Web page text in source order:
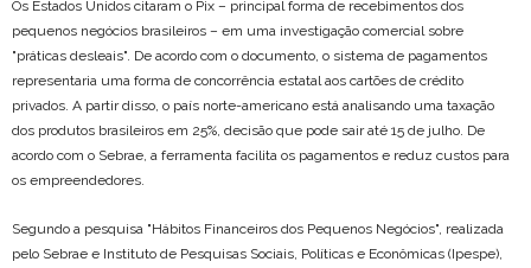
Os Estados Unidos citaram o Pix – principal forma de recebimentos dos
pequenos negócios brasileiros – em uma investigação comercial sobre
"práticas desleais". De acordo com o documento, o sistema de pagamentos
representaria uma forma de concorrência estatal aos cartões de crédito
privados. A partir disso, o país norte-americano está analisando uma taxação
dos produtos brasileiros em 25%, decisão que pode sair até 15 de julho. De
acordo com o Sebrae, a ferramenta facilita os pagamentos e reduz custos para
os empreendedores.
Segundo a pesquisa "Hábitos Financeiros dos Pequenos Negócios", realizada
pelo Sebrae e Instituto de Pesquisas Sociais, Políticas e Econômicas (Ipespe),